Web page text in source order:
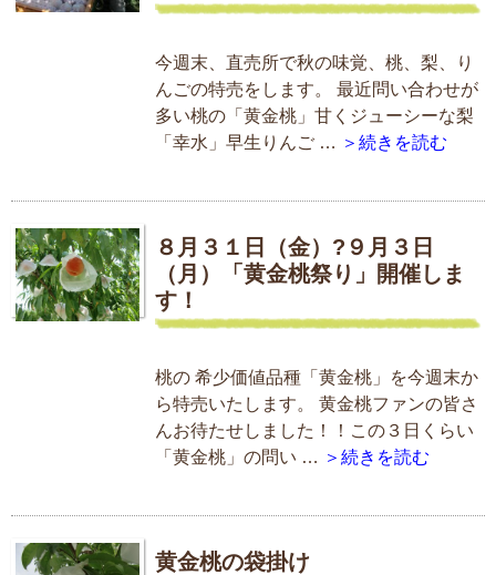
今週末、直売所で秋の味覚、桃、梨、り
んごの特売をします。 最近問い合わせが
多い桃の「黄金桃」甘くジューシーな梨
「幸水」早生りんご … ＞続きを読む
８月３１日（金）?９月３日
（月）「黄金桃祭り」開催しま
す！
桃の 希少価値品種「黄金桃」を今週末か
ら特売いたします。 黄金桃ファンの皆さ
んお待たせしました！！この３日くらい
「黄金桃」の問い … ＞続きを読む
黄金桃の袋掛け